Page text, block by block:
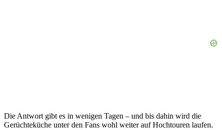
Die Antwort gibt es in wenigen Tagen – und bis dahin wird die
Gerüchteküche unter den Fans wohl weiter auf Hochtouren laufen.